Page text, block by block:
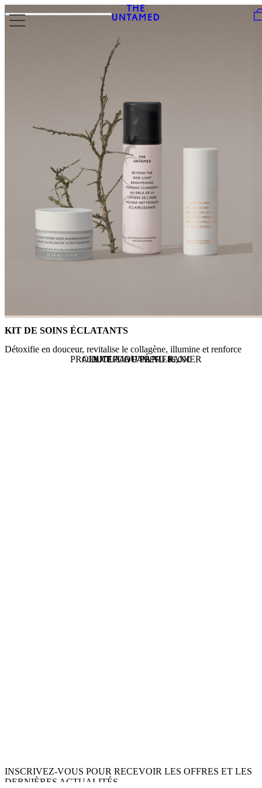
KIT DE SOINS ÉCLATANTS
Détoxifie en douceur, revitalise le collagène, illumine et renforce
AJOUTER AU PANIER -86,00€
AJOUT AU PANIER...
PRODUIT AJOUTÉ AU PANIER
INSCRIVEZ-VOUS POUR RECEVOIR LES OFFRES ET LES
DERNIÈRES ACTUALITÉS.